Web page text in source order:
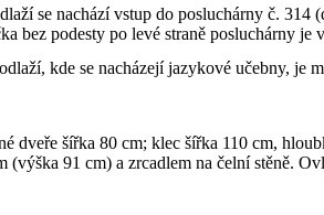
se nachází vstup do posluchárny č. 314
bez podesty po levé straně posluchárny je
kde se nacházejí jazykové učebny, je
dveře šířka 80 cm; klec šířka 110 cm,
(výška 91 cm) a zrcadlem na čelní stěně.